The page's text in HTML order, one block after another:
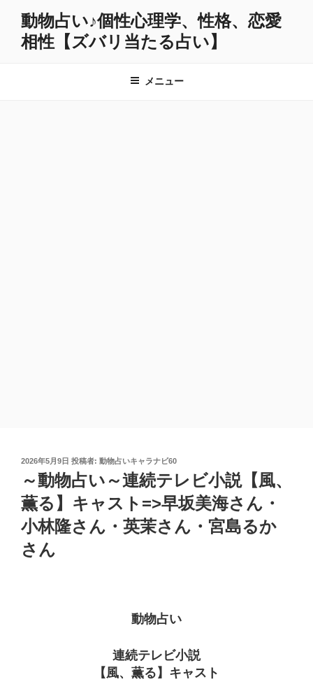
動物占い♪個性心理学、性格、恋愛
相性【ズバリ当たる占い】
メニュー
投
日:
2026年5月9日 投稿者: 動物占いキャラナビ60
～動物占い～連続テレビ小説【風、
薫る】キャスト=>早坂美海さん・
小林隆さん・英茉さん・宮島るか
さん
動物占い
連続テレビ小説
【風、薫る】キャスト